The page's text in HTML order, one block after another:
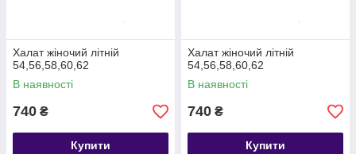
Халат жіночий літній
54,56,58,60,62
В наявності
740 ₴
Купити
Халат жіночий літній
54,56,58,60,62
В наявності
740 ₴
Купити